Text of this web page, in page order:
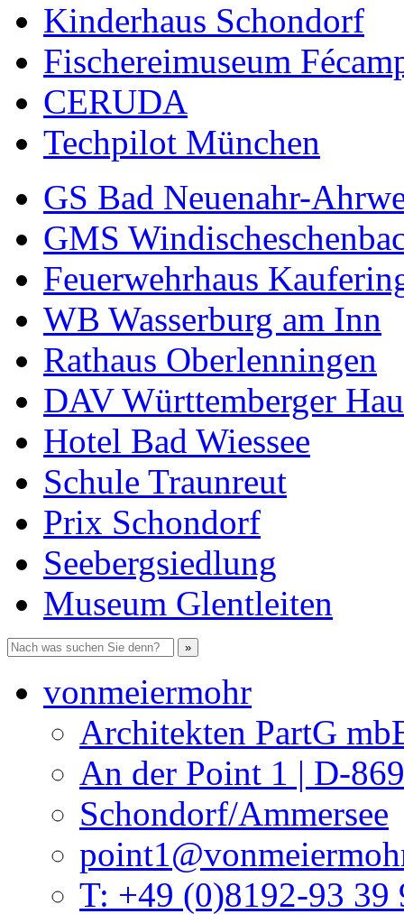
Kinderhaus Schondorf
Fischereimuseum
CERUDA
Techpilot München
GS Bad Neuenahr-
GMS
Feuerwehrhaus
WB Wasserburg am Inn
Rathaus Oberlenningen
DAV Württemberger
Hotel Bad Wiessee
Schule Traunreut
Prix Schondorf
Seebergsiedlung
Museum Glentleiten
vonmeiermohr
Architekten PartG
An der Point 1 | D-
Schondorf/Ammersee
T: +49 (0)8192-93 39